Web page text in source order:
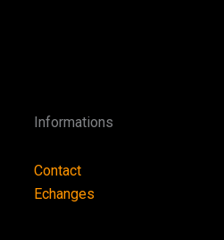
Informations
Contact
Echanges